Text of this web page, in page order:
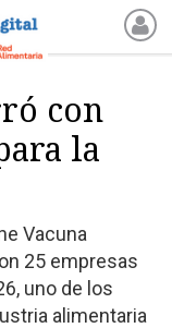
con
la
Vacuna
25 empresas
uno de los
alimentaria